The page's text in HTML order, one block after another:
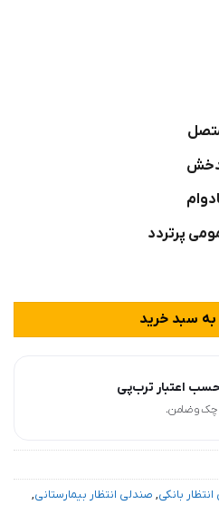
پرتردد
سبد خرید
اعتبار ترب‌پی
بانکی, صندلی انتظار بیمارستانی,